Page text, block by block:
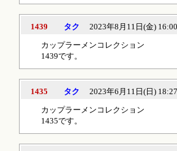
1439 タク 2023年8月11日(金) 16:00
カップラーメンコレクション
1439です。
1435 タク 2023年6月11日(日) 18:27
カップラーメンコレクション
1435です。